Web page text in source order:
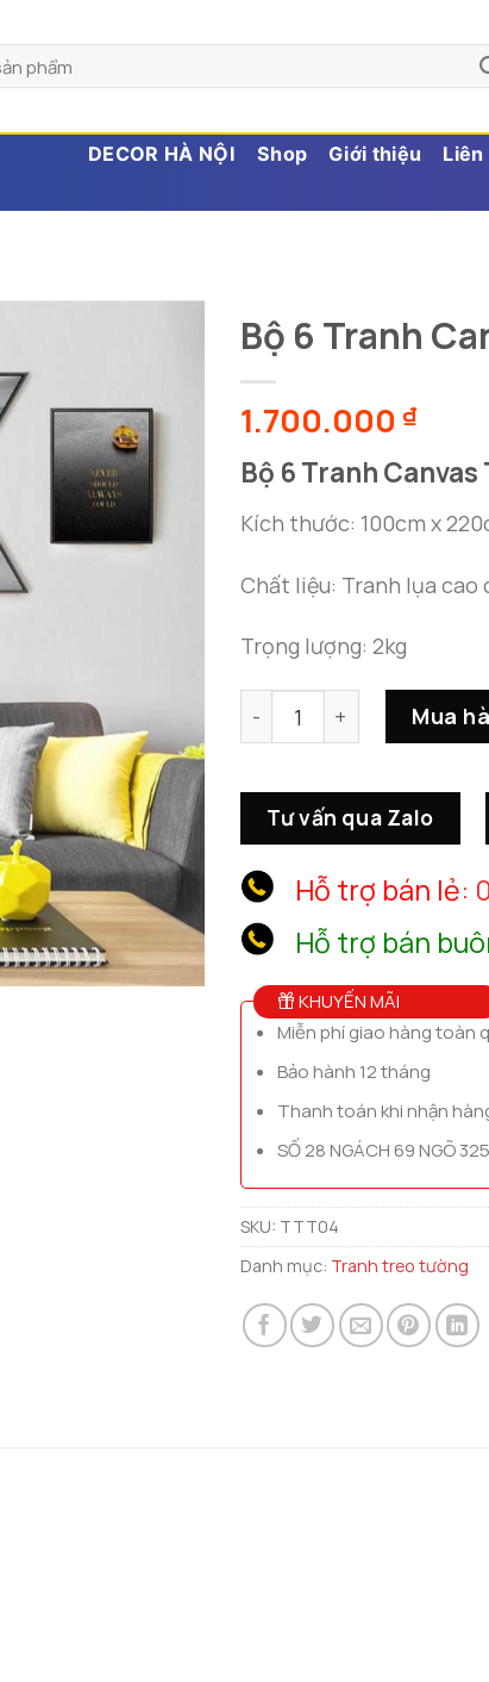
DECOR HÀ NỘI Shop Giới thiệu Liên
Bộ 6 Tranh
1.700.000 ₫
Bộ 6 Tranh
Kích thước: 100cm x
Chất liệu: Tranh lụa cao
Trọng lượng: 2kg
Bộ 6 Tranh Canvas Treo
Mua
Tư vấn qua Zalo
Hỗ trợ bán lẻ:
Hỗ trợ bán
KHUYẾN MÃI
Miễn phí giao hàng toàn
Bảo hành 12 tháng
Thanh toán khi nhận
SỐ 28 NGÁCH 69 NGÕ
SKU: TTT04
Danh mục: Tranh treo tường